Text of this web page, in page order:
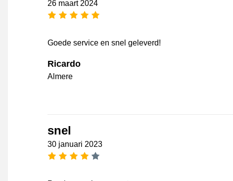
26 maart 2024
5 sterren
Goede service en snel geleverd!
Ricardo
Almere
snel
30 januari 2023